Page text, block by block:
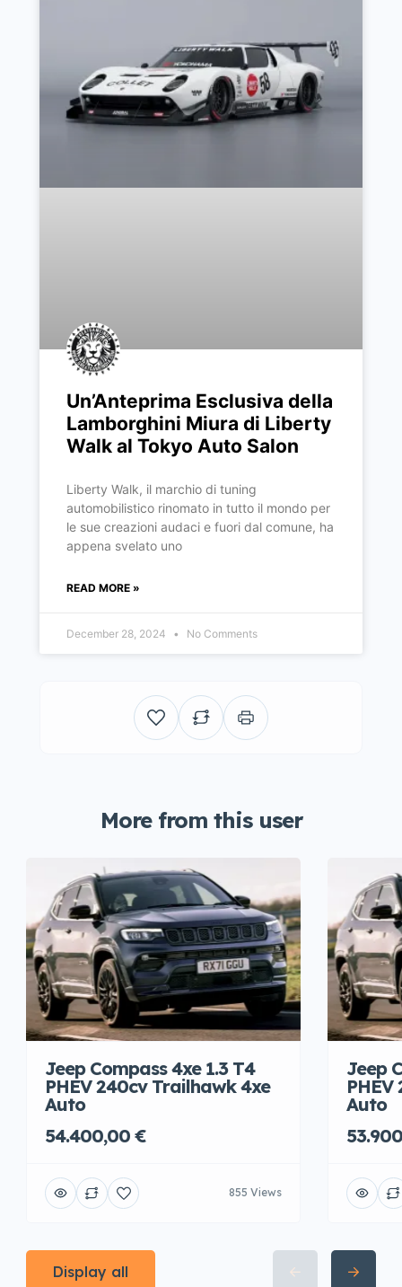
Un’Anteprima Esclusiva della
Lamborghini Miura di Liberty
Walk al Tokyo Auto Salon
Liberty Walk, il marchio di tuning
automobilistico rinomato in tutto il mondo per
le sue creazioni audaci e fuori dal comune, ha
appena svelato uno
READ MORE »
December 28, 2024 No Comments
More from this user
Jeep Compass 4xe 1.3 T4
PHEV 240cv Trailhawk 4xe
Auto
54.400,00 €
855 Views
Jeep
Auto
Display all